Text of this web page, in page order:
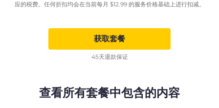
应的税费。任何折扣均会在当前每月 $12.99的服务价格基础上进行扣减。
获取套餐
45天退款保证
查看所有套餐中包含的内容